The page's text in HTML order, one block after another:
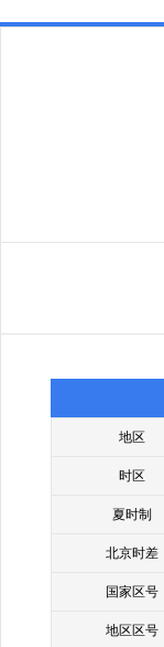
地区
时区
夏时制
北京时差
国家区号
地区区号